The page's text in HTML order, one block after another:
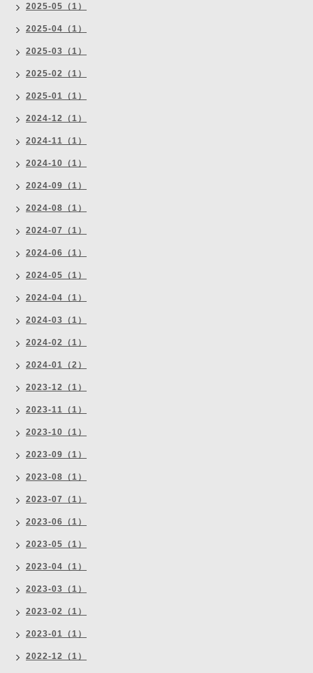
2025-05（1）
2025-04（1）
2025-03（1）
2025-02（1）
2025-01（1）
2024-12（1）
2024-11（1）
2024-10（1）
2024-09（1）
2024-08（1）
2024-07（1）
2024-06（1）
2024-05（1）
2024-04（1）
2024-03（1）
2024-02（1）
2024-01（2）
2023-12（1）
2023-11（1）
2023-10（1）
2023-09（1）
2023-08（1）
2023-07（1）
2023-06（1）
2023-05（1）
2023-04（1）
2023-03（1）
2023-02（1）
2023-01（1）
2022-12（1）